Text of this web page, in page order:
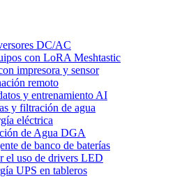
DC/AC
con LoRA Meshtastic
impresora y sensor
remoto
y entrenamiento AI
y filtración de agua
eléctrica
de Agua DGA
de banco de baterías
el uso de drivers LED
UPS en tableros